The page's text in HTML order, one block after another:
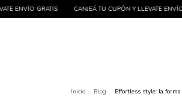
CANJEÁ TU CUPÓN Y LLEVATE ENVÍO GRATIS CANJEÁ
Inicio . Blog . Effortless style: la